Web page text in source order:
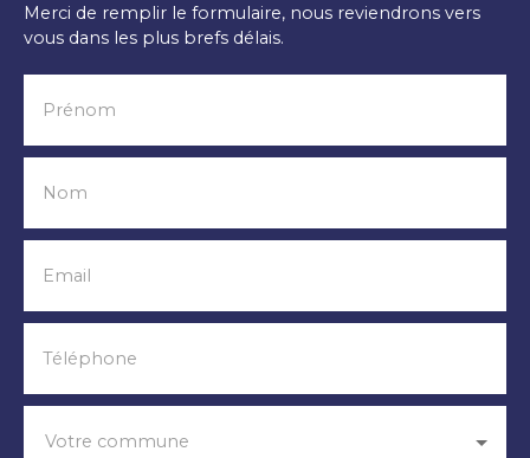
Merci de remplir le formulaire, nous reviendrons vers
vous dans les plus brefs délais.
Prénom
Nom
Email
Téléphone
Votre commune